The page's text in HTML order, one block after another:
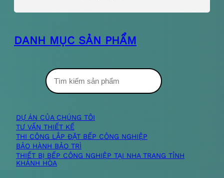
DANH MỤC SẢN PHẨM
m
k
i
ế
DỰ ÁN CỦA CHÚNG TÔI
TƯ VẤN THIẾT KẾ
THI CÔNG LẮP ĐẶT BẾP CÔNG NGHIỆP
BẢO HÀNH BẢO TRÌ
THIẾT BỊ BẾP CÔNG NGHIỆP TẠI NHA TRANG TỈNH
KHÁNH HÒA